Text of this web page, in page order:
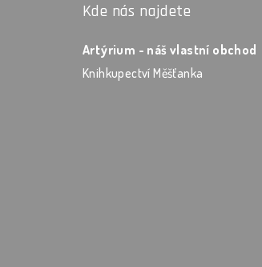
Kde nás najdete
Artýrium - náš vlastní obchod
Knihkupectví Měšťanka